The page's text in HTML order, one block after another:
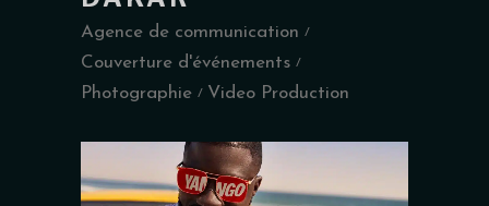
Agence de communication
Couverture d'événements
Photographie
Video Production